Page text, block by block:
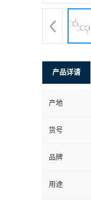
产品详请
产地
货号
品牌
用途